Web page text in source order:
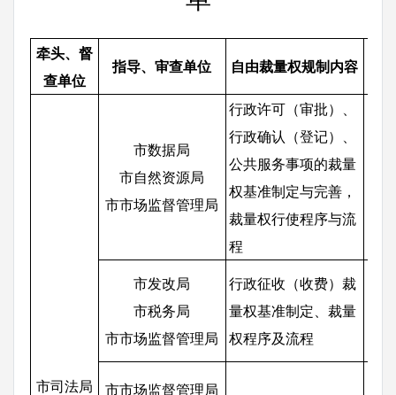
牵头、督
查单位
指导、审查单位 自由裁量权规制内容
市司法局
市数据局
市自然资源局
市市场监督管理局
行政许可（审批）、
行政确认（登记）、
公共服务事项的裁量
权基准制定与完善，
裁量权行使程序与流
程
市发改局
市税务局
市市场监督管理局
行政征收（收费）裁
量权基准制定、裁量
权程序及流程
市市场监督管理局